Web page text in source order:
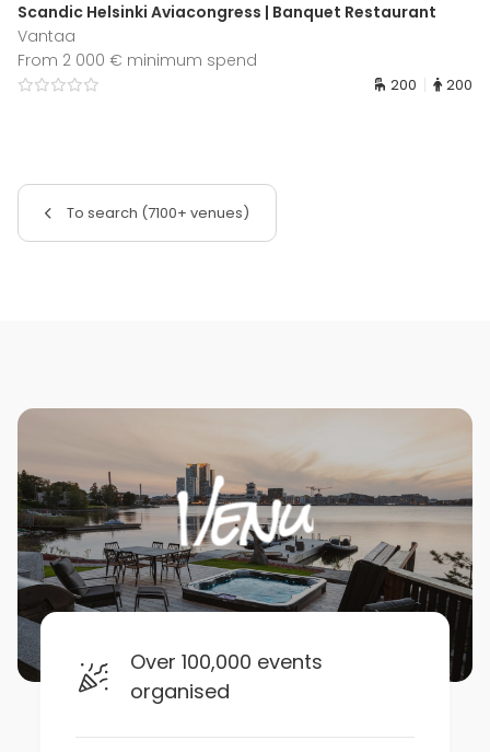
Scandic Helsinki Aviacongress | Banquet Restaurant
Vantaa
From 2 000 € minimum spend
200 200
To search (7100+ venues)
Over 100,000 events
organised